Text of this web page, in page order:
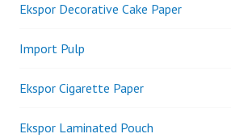
Ekspor Decorative Cake Paper
Import Pulp
Ekspor Cigarette Paper
Ekspor Laminated Pouch